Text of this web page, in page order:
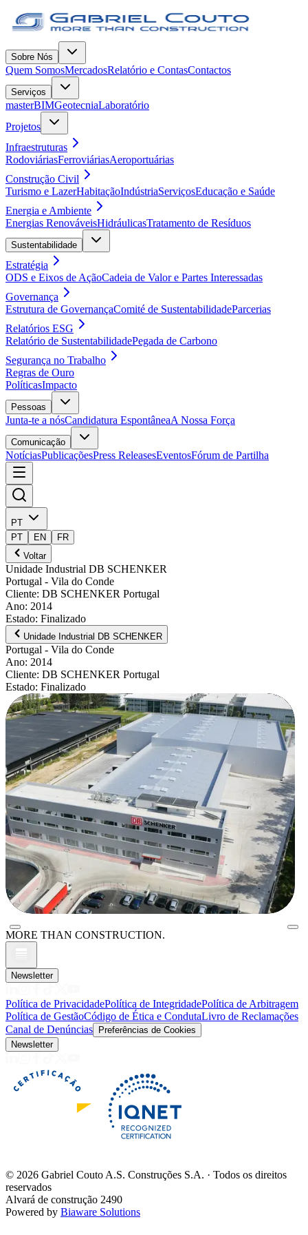
Sobre Nós
Quem SomosMercadosRelatório e ContasContactos
Serviços
masterBIMGeotecniaLaboratório
Projetos
Infraestruturas
RodoviáriasFerroviáriasAeroportuárias
Construção Civil
Turismo e LazerHabitaçãoIndústriaServiçosEducação e Saúde
Energia e Ambiente
Energias RenováveisHidráulicasTratamento de Resíduos
Sustentabilidade
Estratégia
ODS e Eixos de AçãoCadeia de Valor e Partes Interessadas
Governança
Estrutura de GovernançaComité de SustentabilidadeParcerias
Relatórios ESG
Relatório de SustentabilidadePegada de Carbono
Segurança no Trabalho
Regras de Ouro
PolíticasImpacto
Pessoas
Junta-te a nósCandidatura EspontâneaA Nossa Força
Comunicação
NotíciasPublicaçõesPress ReleasesEventosFórum de Partilha
PT
PT
EN
FR
Voltar
Unidade Industrial DB SCHENKER
Portugal - Vila do Conde
Cliente: DB SCHENKER Portugal
Ano: 2014
Estado: Finalizado
Unidade Industrial DB SCHENKER
Portugal - Vila do Conde
Ano: 2014
Cliente: DB SCHENKER Portugal
Estado: Finalizado
MORE THAN CONSTRUCTION.
Newsletter
Política de PrivacidadePolítica de IntegridadePolítica de Arbitragem
Política de GestãoCódigo de Ética e CondutaLivro de Reclamações
Canal de Denúncias
Preferências de Cookies
Newsletter
© 2026 Gabriel Couto A.S. Construções S.A. · Todos os direitos
reservados
Alvará de construção 2490
Powered by Biaware Solutions